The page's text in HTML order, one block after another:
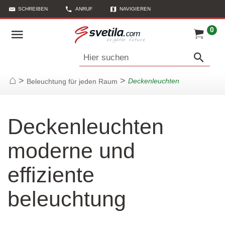
SCHREIBEN ANRUF NAVIGIEREN
0
Hier suchen
Startseite
> Beleuchtung für jeden Raum > Deckenleuchten
Deckenleuchten
moderne und
effiziente
beleuchtung